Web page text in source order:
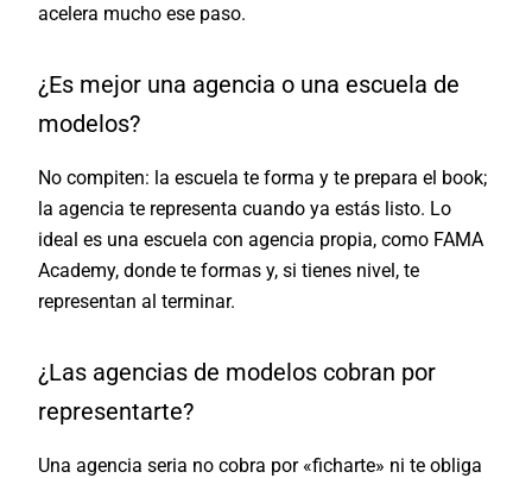
acelera mucho ese paso.
¿Es mejor una agencia o una escuela de
modelos?
No compiten: la escuela te forma y te prepara el book;
la agencia te representa cuando ya estás listo. Lo
ideal es una escuela con agencia propia, como FAMA
Academy, donde te formas y, si tienes nivel, te
representan al terminar.
¿Las agencias de modelos cobran por
representarte?
Una agencia seria no cobra por «ficharte» ni te obliga